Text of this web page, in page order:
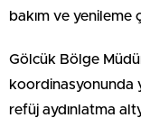
bakım ve yenileme
Gölcük Bölge
koordinasyonunda
refüj aydınlatma